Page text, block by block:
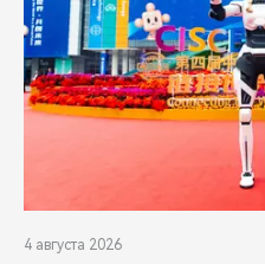
4 августа 2026